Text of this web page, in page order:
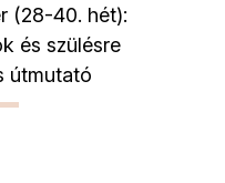
(28-40. hét):
és szülésre
útmutató